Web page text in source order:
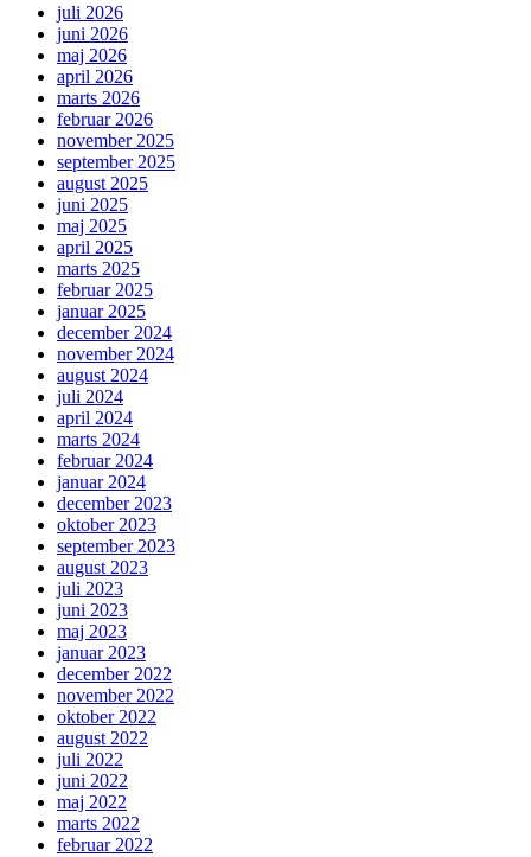
juli 2026
juni 2026
maj 2026
april 2026
marts 2026
februar 2026
november 2025
september 2025
august 2025
juni 2025
maj 2025
april 2025
marts 2025
februar 2025
januar 2025
december 2024
november 2024
august 2024
juli 2024
april 2024
marts 2024
februar 2024
januar 2024
december 2023
oktober 2023
september 2023
august 2023
juli 2023
juni 2023
maj 2023
januar 2023
december 2022
november 2022
oktober 2022
august 2022
juli 2022
juni 2022
maj 2022
marts 2022
februar 2022